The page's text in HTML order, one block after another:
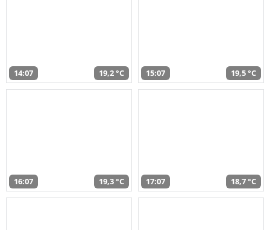
14:07 19,2 °C 15:07 19,5 °C
16:07 19,3 °C 17:07 18,7 °C